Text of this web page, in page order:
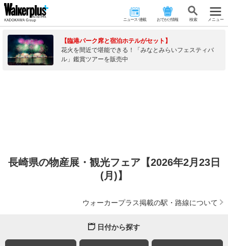
ニュース･連載 おでかけ情報 検 索 メニュー
【臨港パーク席と宿泊ホテルがセット】
花火を間近で堪能できる！「みなとみらいフェスティバ
ル」鑑賞ツアーを販売中
長崎県の物産展・観光フェア【2026年2月23日
(月)】
ウォーカープラス掲載の駅・路線について
日付から探す